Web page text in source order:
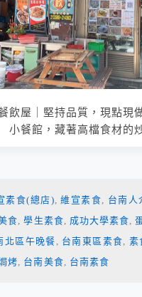
飲屋｜堅持品質，現點現
小餐館，藏著高檔食材的
素食(總店),維宣素食, 台南人
食,學生素食, 成功大學素食,
北區午晚餐 , 台南東區素食, 素
烤, 台南美食, 台南素食